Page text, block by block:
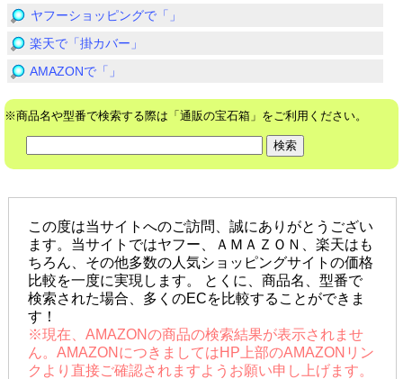
ヤフーショッピングで「」
楽天で「掛カバー」
AMAZONで「」
※商品名や型番で検索する際は「通販の宝石箱」をご利用ください。
この度は当サイトへのご訪問、誠にありがとうござい
ます。当サイトではヤフー、ＡＭＡＺＯＮ、楽天はも
ちろん、その他多数の人気ショッピングサイトの価格
比較を一度に実現します。 とくに、商品名、型番で
検索された場合、多くのECを比較することができま
す！
※現在、AMAZONの商品の検索結果が表示されませ
ん。AMAZONにつきましてはHP上部のAMAZONリン
クより直接ご確認されますようお願い申し上げます。